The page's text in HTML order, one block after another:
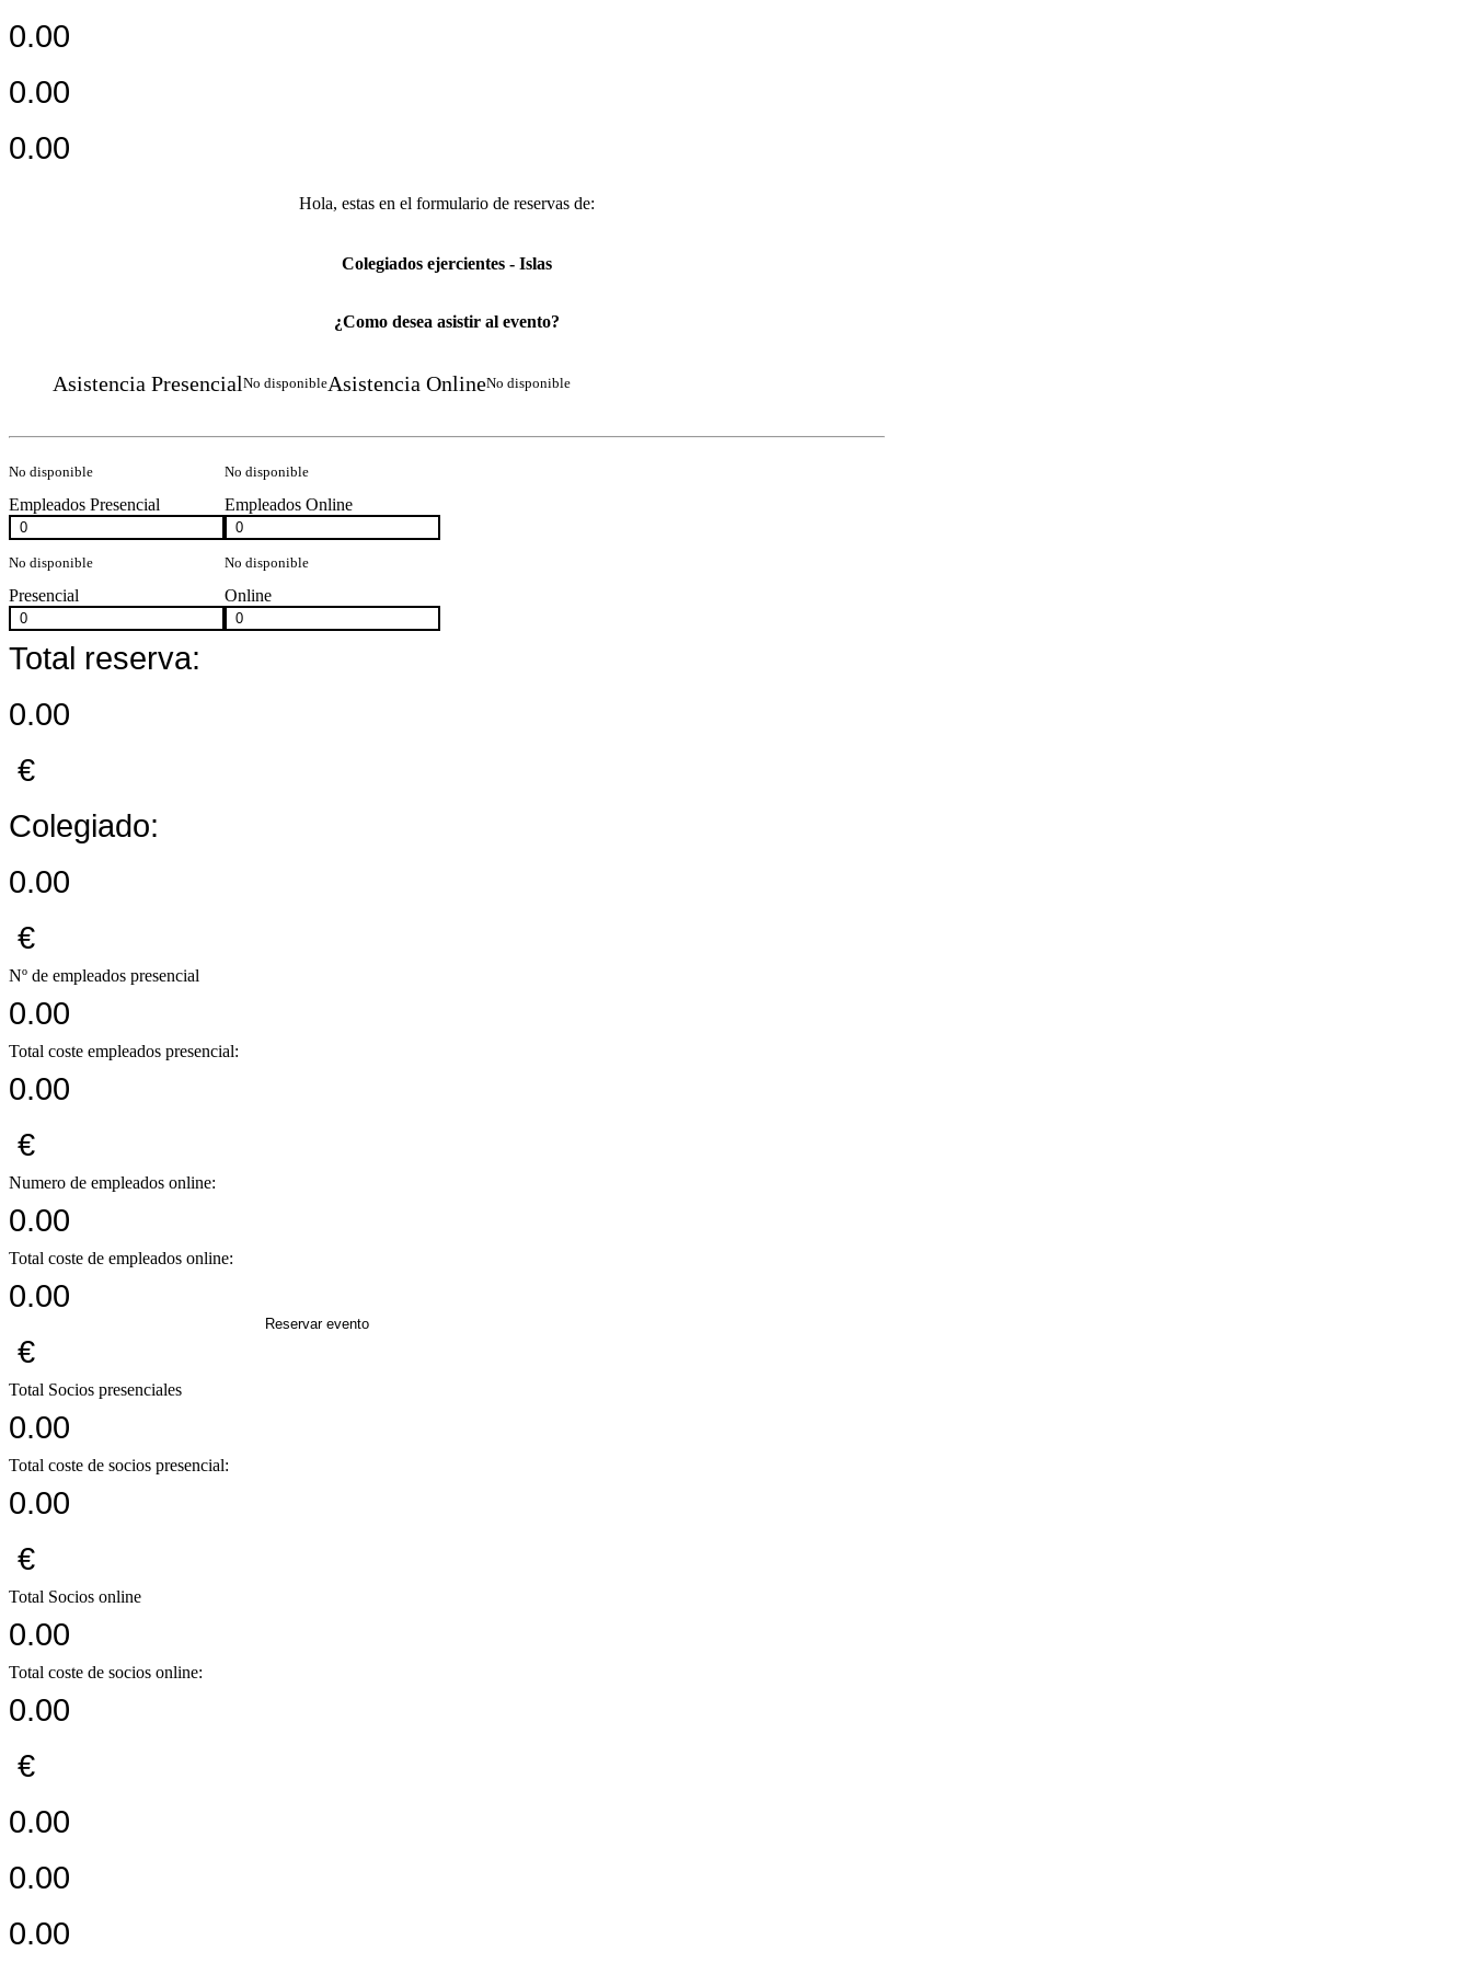
0.00
0.00
0.00
Hola, estas en el formulario de reservas de:
Colegiados ejercientes - Islas
¿Como desea asistir al evento?
Asistencia PresencialNo disponibleAsistencia OnlineNo disponible
No disponible
Empleados Presencial
No disponible
Empleados Online
No disponible
Presencial
No disponible
Online
Total reserva:
0.00
€
Colegiado:
0.00
€
Nº de empleados presencial
0.00
Total coste empleados presencial:
0.00
€
Numero de empleados online:
0.00
Total coste de empleados online:
0.00
€
Total Socios presenciales
0.00
Total coste de socios presencial:
0.00
€
Total Socios online
0.00
Total coste de socios online:
0.00
€
0.00
0.00
0.00
Reservar evento